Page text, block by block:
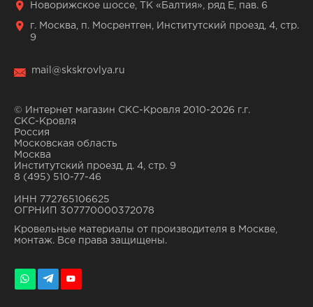
Новорижское шоссе, ТК «Балтия», ряд Е, пав. 6
г. Москва, п. Мосрентген, Институтский проезд, 4, стр.
9
mail@skskrovlya.ru
© Интернет магазин СКС-Кровля 2010-2026 г.г.
СКС-Кровля
Россия
Московская область
Москва
Институтский проезд, д. 4, стр. 9
8 (495) 510-77-46
ИНН 772765106625
ОГРНИП 307770000372078
Кровельные материалы от производителя в Москве,
монтаж. Все права защищены.